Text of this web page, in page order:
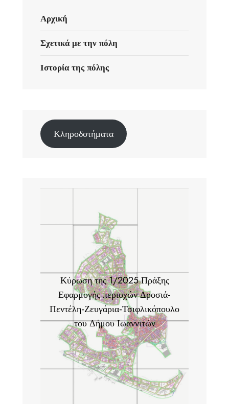
Αρχική
Σχετικά με την πόλη
Ιστορία της πόλης
Κληροδοτήματα
Κύρωση της 1/2025 Πράξης
Εφαρμογής περιοχών Δροσιά-
Πεντέλη-Ζευγάρια-Τσιφλικόπουλο
του Δήμου Ιωαννιτών